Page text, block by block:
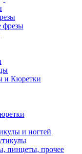
фрезы
и Кюретки
и ногтей
пинцеты, прочее